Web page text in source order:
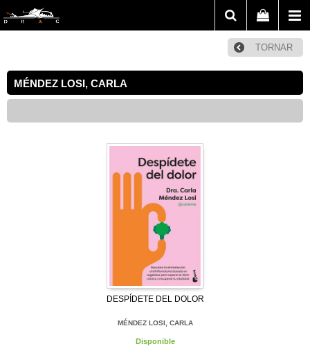
TORNAR
MÉNDEZ LOSI, CARLA
DESPÍDETE DEL DOLOR
MÉNDEZ LOSI, CARLA
Disponible